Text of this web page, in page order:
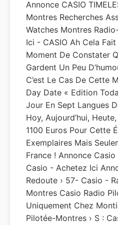
Annonce CASIO
Montres Recherches
Watches Montres
Ici - CASIO Ah Cela
Moment De Constater
Gardent Un Peu
C’est Le Cas De Cette
Day Date « Edition
Jour En Sept Langues
Hoy, Aujourd’hui,
1100 Euros Pour Cette
Exemplaires Mais
France ! Annonce
Casio - Achetez Ici
Redoute › 57- Casio -
Montres Casio Radio
Uniquement Chez
Pilotée-Montres › S :